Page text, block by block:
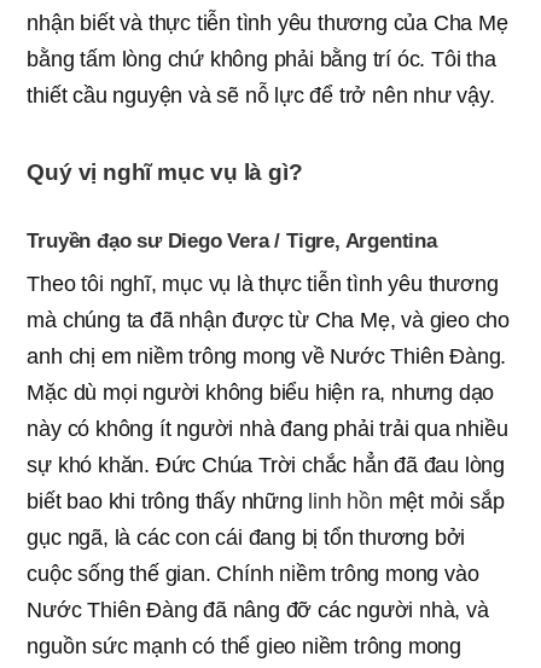
nhận biết và thực tiễn tình yêu thương của Cha Mẹ
bằng tấm lòng chứ không phải bằng trí óc. Tôi tha
thiết cầu nguyện và sẽ nỗ lực để trở nên như vậy.
Quý vị nghĩ mục vụ là gì?
Truyền đạo sư Diego Vera / Tigre, Argentina
Theo tôi nghĩ, mục vụ là thực tiễn tình yêu thương
mà chúng ta đã nhận được từ Cha Mẹ, và gieo cho
anh chị em niềm trông mong về Nước Thiên Đàng.
Mặc dù mọi người không biểu hiện ra, nhưng dạo
này có không ít người nhà đang phải trải qua nhiều
sự khó khăn. Đức Chúa Trời chắc hẳn đã đau lòng
biết bao khi trông thấy những linh hồn mệt mỏi sắp
gục ngã, là các con cái đang bị tổn thương bởi
cuộc sống thế gian. Chính niềm trông mong vào
Nước Thiên Đàng đã nâng đỡ các người nhà, và
nguồn sức mạnh có thể gieo niềm trông mong